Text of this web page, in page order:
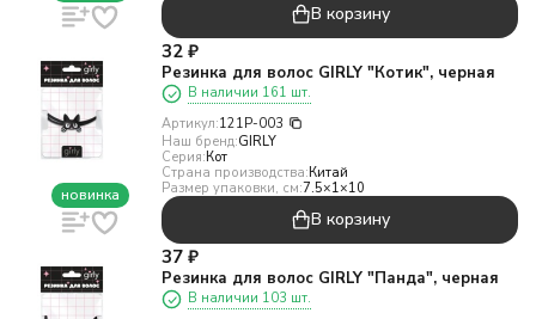
В корзину
новинка
32 ₽
Резинка для волос GIRLY "Котик", черная
В наличии 161 шт.
Артикул:121P-003
Наш бренд:GIRLY
Серия:Кот
Страна производства:Китай
Размер упаковки, см:7.5×1×10
В корзину
37 ₽
Резинка для волос GIRLY "Панда", черная
В наличии 103 шт.